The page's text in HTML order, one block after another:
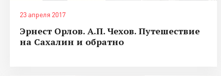
23 апреля 2017
Эрнест Орлов. А.П. Чехов. Путешествие
на Сахалин и обратно